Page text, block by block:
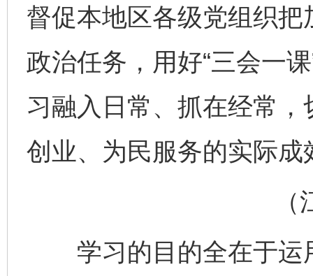
督促本地区各级党组织
政治任务，用好“三会一
习融入日常、抓在经常
创业、为民服务的实际成
（江
学习的目的全在于运